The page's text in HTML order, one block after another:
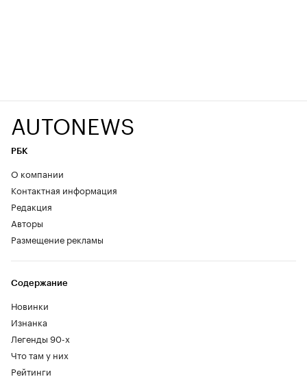
AUTONEWS
РБК
О компании
Контактная информация
Редакция
Авторы
Размещение рекламы
Содержание
Новинки
Изнанка
Легенды 90-х
Что там у них
Рейтинги